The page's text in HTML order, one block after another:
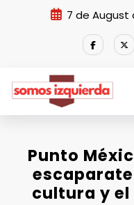
7 de August
Punto
cultura y